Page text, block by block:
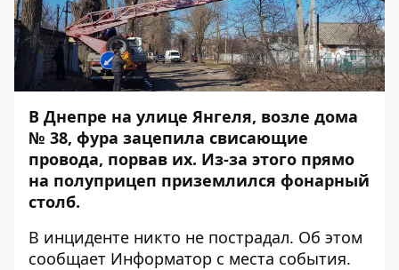
В Днепре на улице Янгеля, возле дома
№ 38, фура зацепила свисающие
провода, порвав их. Из-за этого прямо
на полуприцеп приземлился фонарный
столб.
В инциденте никто не пострадал. Об этом
сообщает Информатор с места события.